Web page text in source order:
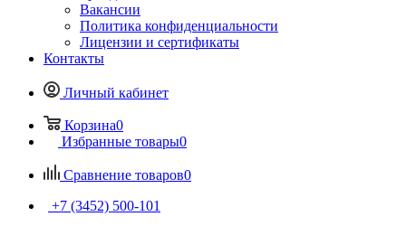
Вакансии
Политика конфиденциальности
Лицензии и сертификаты
Контакты
Личный кабинет
Корзина0
Избранные товары0
Сравнение товаров0
+7 (3452) 500-101